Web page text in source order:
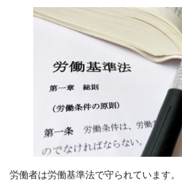
労働者は労働基準法で守られています。